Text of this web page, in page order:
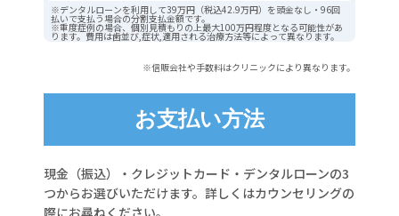
※デンタルローンを利用して39万円（税込42.9万円）を頭金なし・96回
払いで支払う場合の分割支払金額です。
※重度症例の場合、個別見積もりの上最大100万円程度となる可能性があ
ります。費用は歯並び,症状,適用される治療方法等によって異なります。
※信販会社や手数料はクリニックにより異なります。
お支払い方法
現金（振込）・クレジットカード・デンタルローンの3
つからお選びいただけます。詳しくはカウンセリングの
際にお尋ねください。